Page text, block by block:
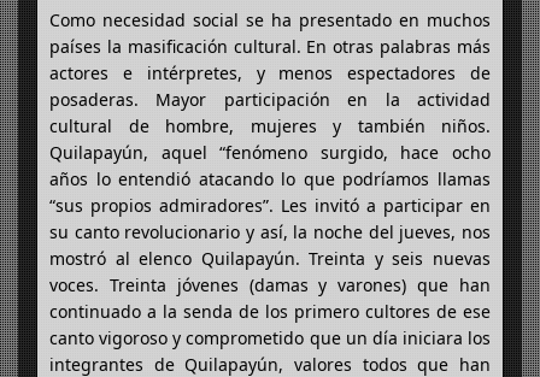
Como necesidad social se ha presentado en muchos
países la masificación cultural. En otras palabras más
actores e intérpretes, y menos espectadores de
posaderas. Mayor participación en la actividad
cultural de hombre, mujeres y también niños.
Quilapayún, aquel “fenómeno surgido, hace ocho
años lo entendió atacando lo que podríamos llamas
“sus propios admiradores”. Les invitó a participar en
su canto revolucionario y así, la noche del jueves, nos
mostró al elenco Quilapayún. Treinta y seis nuevas
voces. Treinta jóvenes (damas y varones) que han
continuado a la senda de los primero cultores de ese
canto vigoroso y comprometido que un día iniciara los
integrantes de Quilapayún, valores todos que han